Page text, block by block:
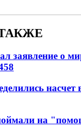
заявление о
насчет
на